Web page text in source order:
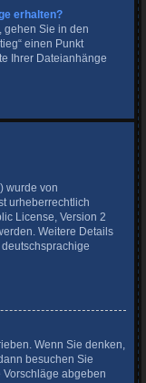
erhalten?
gehen Sie in den
einen Punkt
Ihrer Dateianhänge
wurde von
urheberrechtlich
License, Version 2
Weitere Details
deutschsprachige
Wenn Sie denken,
besuchen Sie
Vorschläge abgeben